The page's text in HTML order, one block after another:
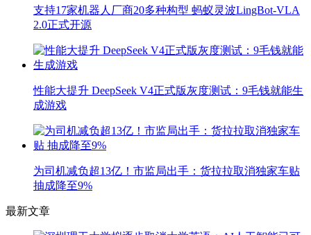
支持17家机器人厂商20多种构型 蚂蚁灵波LingBot-VLA
2.0正式开源
性能大提升 DeepSeek V4正式版灰度测试：9毛钱就能生
成游戏
为司机减负超13亿！市监局出手：货拉拉取消独家车贴
抽成降至9%
最新文章